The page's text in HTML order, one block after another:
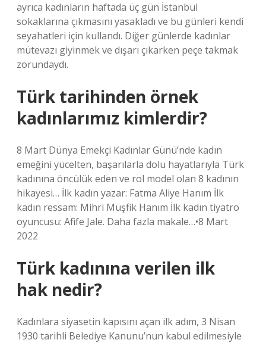
ayrıca kadınların haftada üç gün İstanbul
sokaklarına çıkmasını yasakladı ve bu günleri kendi
seyahatleri için kullandı. Diğer günlerde kadınlar
mütevazı giyinmek ve dışarı çıkarken peçe takmak
zorundaydı.
Türk tarihinden örnek
kadınlarımız kimlerdir?
8 Mart Dünya Emekçi Kadınlar Günü’nde kadın
emeğini yücelten, başarılarla dolu hayatlarıyla Türk
kadınına öncülük eden ve rol model olan 8 kadının
hikayesi… İlk kadın yazar: Fatma Aliye Hanım İlk
kadın ressam: Mihri Müşfik Hanım İlk kadın tiyatro
oyuncusu: Afife Jale. Daha fazla makale…•8 Mart
2022
Türk kadınına verilen ilk
hak nedir?
Kadınlara siyasetin kapısını açan ilk adım, 3 Nisan
1930 tarihli Belediye Kanunu’nun kabul edilmesiyle